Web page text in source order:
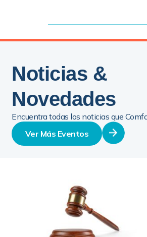
Noticias &
Novedades
Encuentra todas los noticias que
Ver Más Eventos